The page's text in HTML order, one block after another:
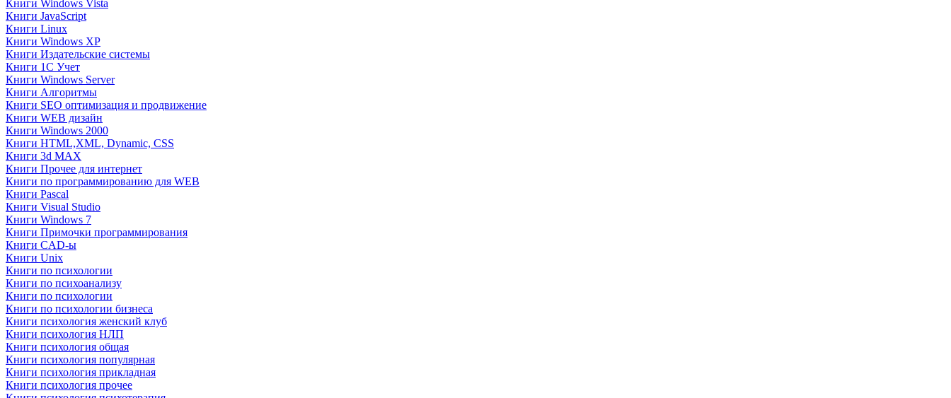
Книги Windows Vista
Книги JavaScript
Книги Linux
Книги Windows XP
Книги Издательские системы
Книги 1C Учет
Книги Windows Server
Книги Алгоритмы
Книги SEO оптимизация и продвижение
Книги WEB дизайн
Книги Windows 2000
Книги HTML,XML, Dynamic, CSS
Книги 3d MAX
Книги Прочее для интернет
Книги по программированию для WEB
Книги Pascal
Книги Visual Studio
Книги Windows 7
Книги Примочки программирования
Книги CAD-ы
Книги Unix
Книги по психологии
Книги по психоанализу
Книги по психологии
Книги по психологии бизнеса
Книги психология женский клуб
Книги психология НЛП
Книги психология общая
Книги психология популярная
Книги психология прикладная
Книги психология прочее